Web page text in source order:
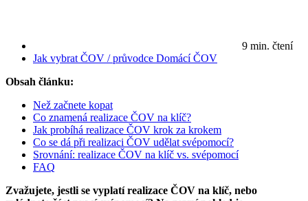
9 min. čtení
Jak vybrat ČOV / průvodce Domácí ČOV
Obsah článku:
Než začnete kopat
Co znamená realizace ČOV na klíč?
Jak probíhá realizace ČOV krok za krokem
Co se dá při realizaci ČOV udělat svépomocí?
Srovnání: realizace ČOV na klíč vs. svépomocí
FAQ
Zvažujete, jestli se vyplatí realizace ČOV na klíč, nebo